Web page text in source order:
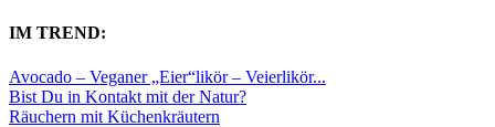
IM TREND:
Avocado – Veganer „Eier“likör – Veierlikör...
Bist Du in Kontakt mit der Natur?
Räuchern mit Küchenkräutern